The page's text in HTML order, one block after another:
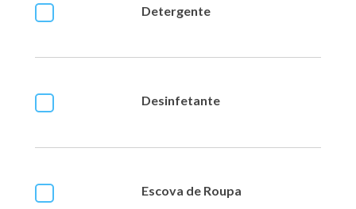
Detergente
Desinfetante
Escova de Roupa